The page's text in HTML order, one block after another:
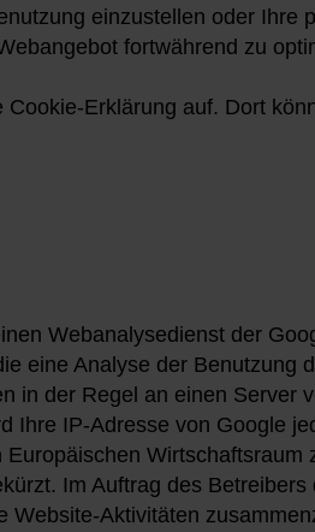
einzustellen oder
fortwährend zu
Erklärung auf. Dort
Webanalysedienst der
eine Analyse der
in der Regel an einen
Ihre IP-Adresse von Google
Im Auftrag des
Aktivitäten